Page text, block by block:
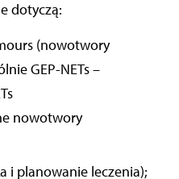
dotyczą:
(nowotwory
GEP-NETs –
nowotwory
i planowanie leczenia);